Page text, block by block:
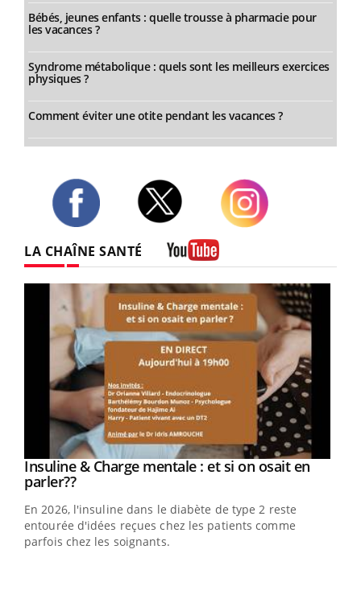
Bébés, jeunes enfants : quelle trousse à pharmacie pour
les vacances ?
Syndrome métabolique : quels sont les meilleurs exercices
physiques ?
Comment éviter une otite pendant les vacances ?
LA CHAÎNE SANTÉ
Youtube
Insuline & Charge mentale : et si on osait en
parler??Youtube
En 2026, l'insuline dans le diabète de type 2 reste
entourée d'idées reçues chez les patients comme
parfois chez les soignants.